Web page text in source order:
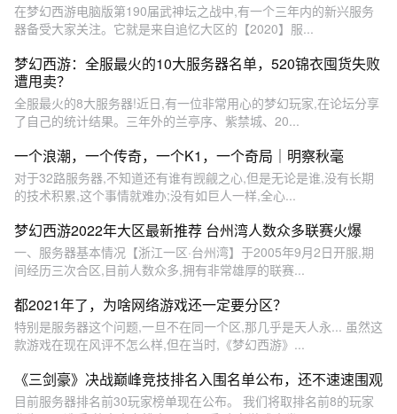
在梦幻西游电脑版第190届武神坛之战中,有一个三年内的新兴服务
器备受大家关注。它就是来自追忆大区的【2020】服...
梦幻西游：全服最火的10大服务器名单，520锦衣囤货失败
遭甩卖？
全服最火的8大服务器!近日,有一位非常用心的梦幻玩家,在论坛分享
了自己的统计结果。三年外的兰亭序、紫禁城、20...
一个浪潮，一个传奇，一个K1，一个奇局｜明察秋毫
对于32路服务器,不知道还有谁有觊觎之心,但是无论是谁,没有长期
的技术积累,这个事情就难办;没有如巨人一样,全心...
梦幻西游2022年大区最新推荐 台州湾人数众多联赛火爆
一、服务器基本情况【浙江一区·台州湾】于2005年9月2日开服,期
间经历三次合区,目前人数众多,拥有非常雄厚的联赛...
都2021年了，为啥网络游戏还一定要分区？
特别是服务器这个问题,一旦不在同一个区,那几乎是天人永... 虽然这
款游戏在现在风评不怎么样,但在当时,《梦幻西游》...
《三剑豪》决战巅峰竞技排名入围名单公布，还不速速围观
目前服务器排名前30玩家榜单现在公布。 我们将取排名前8的玩家